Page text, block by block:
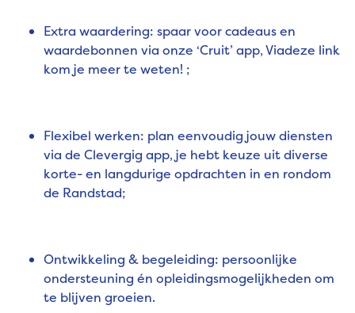
Extra waardering: spaar voor cadeaus en
waardebonnen via onze ‘Cruit’ app, Viadeze link
kom je meer te weten! ;
Flexibel werken: plan eenvoudig jouw diensten
via de Clevergig app, je hebt keuze uit diverse
korte- en langdurige opdrachten in en rondom
de Randstad;
Ontwikkeling & begeleiding: persoonlijke
ondersteuning én opleidingsmogelijkheden om
te blijven groeien.